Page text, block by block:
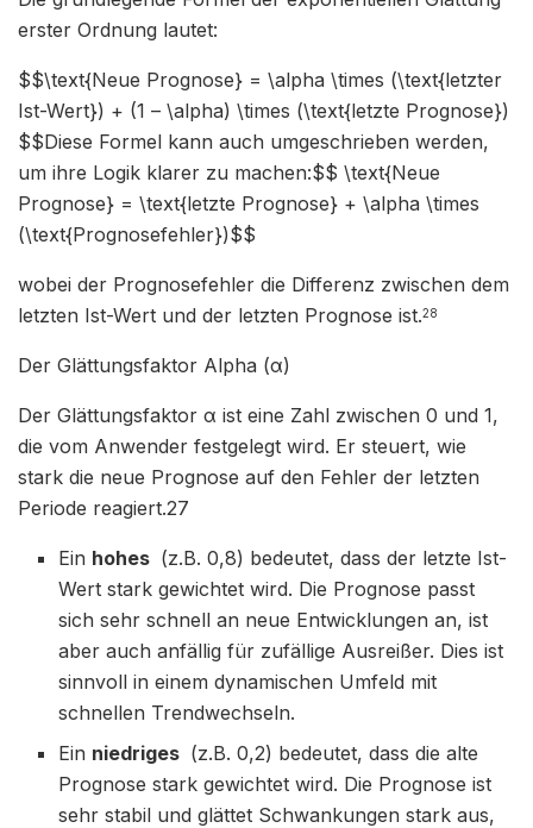
erster Ordnung lautet:
$$\text{Neue Prognose} = \alpha \times (\text{letzter
Ist-Wert}) + (1 – \alpha) \times (\text{letzte Prognose})
$$Diese Formel kann auch umgeschrieben werden,
um ihre Logik klarer zu machen:$$ \text{Neue
Prognose} = \text{letzte Prognose} + \alpha \times
(\text{Prognosefehler})$$
wobei der Prognosefehler die Differenz zwischen dem
letzten Ist-Wert und der letzten Prognose ist.28
Der Glättungsfaktor Alpha (α)
Der Glättungsfaktor α ist eine Zahl zwischen 0 und 1,
die vom Anwender festgelegt wird. Er steuert, wie
stark die neue Prognose auf den Fehler der letzten
Periode reagiert.27
Ein hohes (z.B. 0,8) bedeutet, dass der letzte Ist-
Wert stark gewichtet wird. Die Prognose passt
sich sehr schnell an neue Entwicklungen an, ist
aber auch anfällig für zufällige Ausreißer. Dies ist
sinnvoll in einem dynamischen Umfeld mit
schnellen Trendwechseln.
Ein niedriges (z.B. 0,2) bedeutet, dass die alte
Prognose stark gewichtet wird. Die Prognose ist
sehr stabil und glättet Schwankungen stark aus,